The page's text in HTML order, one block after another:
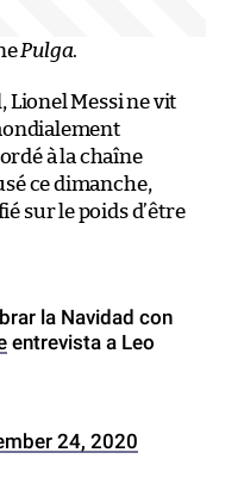
Pulga.
Lionel Messi ne vit
à la chaîne
ce dimanche,
sur le poids d’être
la Navidad con
entrevista a Leo
24, 2020